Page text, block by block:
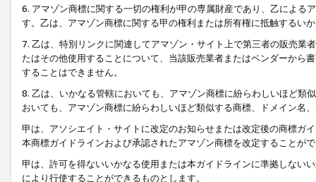
6. アマゾン商標に関する一切の権利が甲の専属財産であり、乙による
す。乙は、アマゾン商標に関する甲の権利または所有権に抵触するい
7. 乙は、特別リンクに関連してアマゾン・サイト上で第三者の販売
たはその他使用することについて、当該販売業者またはベンダーから
することはできません。
8. 乙は、いかなる管轄においても、アマゾン商標に紛らわしいほど類
おいても、アマゾン商標に紛らわしいほど類似する商標、ドメイン名
甲は、アソシエイト・サイトに改定のお知らせまたは改定後の商標ガ
本商標ガイドラインおよび承認されたアマゾン商標を改定することが
甲は、許可を得ないいかなる使用または本ガイドラインに準拠しない
により行使することができるものとします。